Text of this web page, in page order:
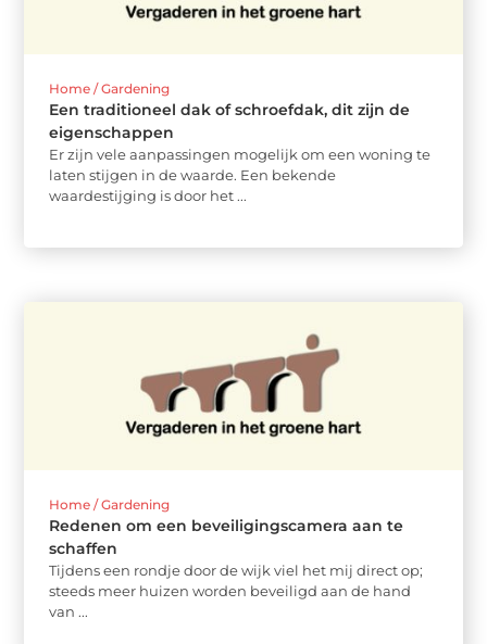
Home / Gardening
Een traditioneel dak of schroefdak, dit zijn de
eigenschappen
Er zijn vele aanpassingen mogelijk om een woning te
laten stijgen in de waarde. Een bekende
waardestijging is door het ...
Home / Gardening
Redenen om een beveiligingscamera aan te
schaffen
Tijdens een rondje door de wijk viel het mij direct op;
steeds meer huizen worden beveiligd aan de hand
van ...